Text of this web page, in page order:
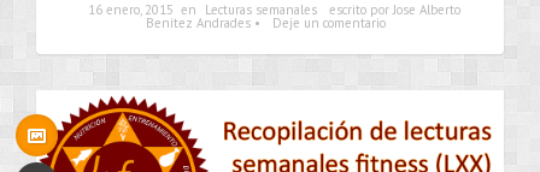
16 enero, 2015 en Lecturas semanales escrito por Jose Alberto
Benítez Andrades • Deje un comentario